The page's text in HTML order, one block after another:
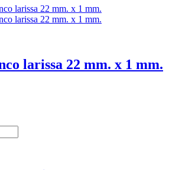
larissa 22 mm. x 1 mm.